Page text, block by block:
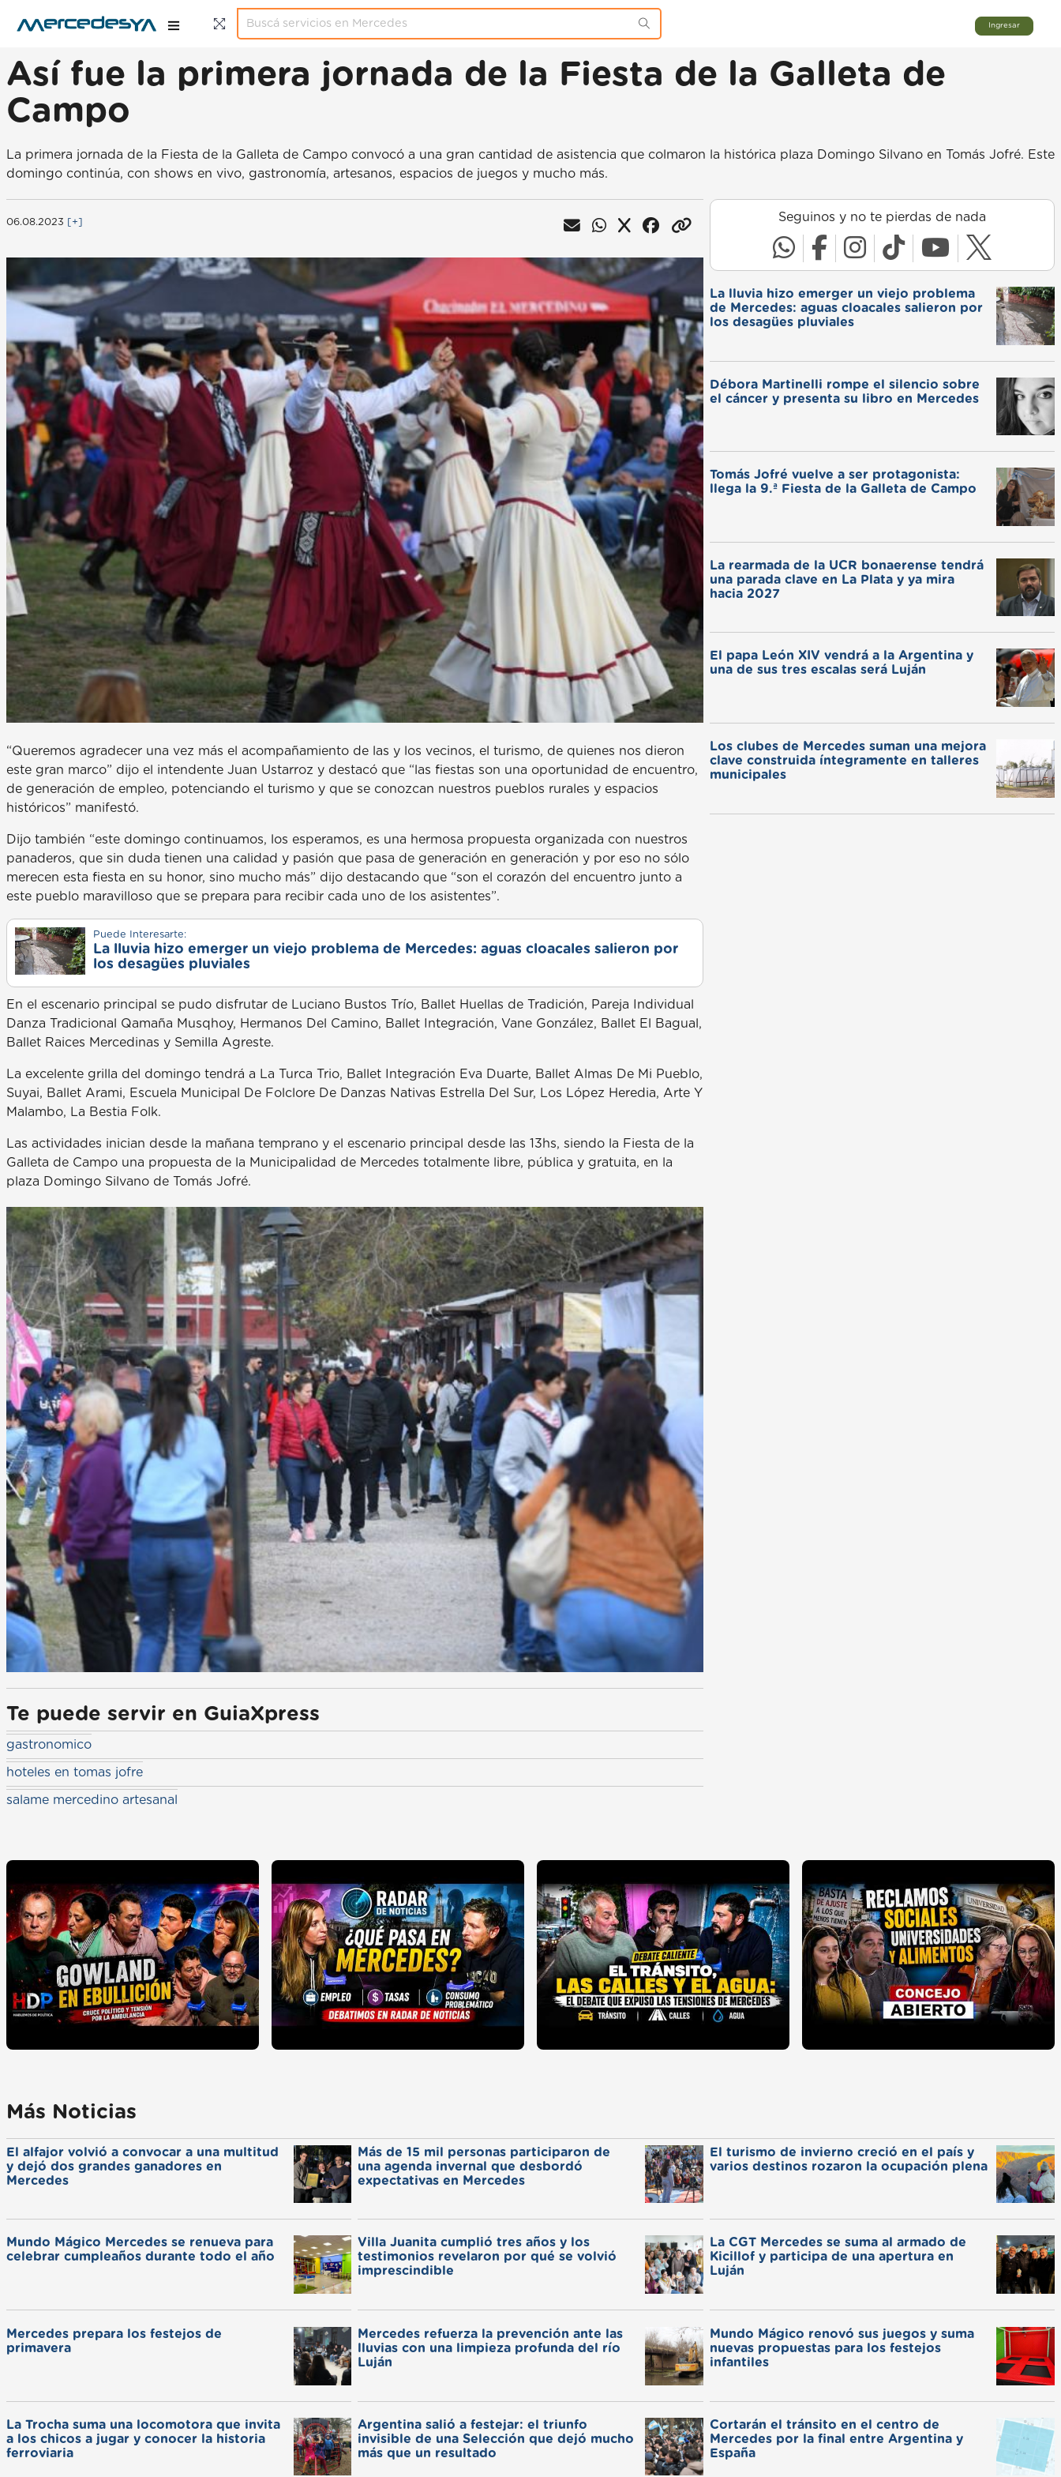
Ingresar
Así fue la primera jornada de la Fiesta de la Galleta de
Campo
La primera jornada de la Fiesta de la Galleta de Campo convocó a una gran cantidad de asistencia que colmaron la histórica plaza Domingo Silvano en Tomás Jofré. Este
domingo continúa, con shows en vivo, gastronomía, artesanos, espacios de juegos y mucho más.
06.08.2023 [+]
“Queremos agradecer una vez más el acompañamiento de las y los vecinos, el turismo, de quienes nos dieron
este gran marco” dijo el intendente Juan Ustarroz y destacó que “las fiestas son una oportunidad de encuentro,
de generación de empleo, potenciando el turismo y que se conozcan nuestros pueblos rurales y espacios
históricos” manifestó.
Dijo también “este domingo continuamos, los esperamos, es una hermosa propuesta organizada con nuestros
panaderos, que sin duda tienen una calidad y pasión que pasa de generación en generación y por eso no sólo
merecen esta fiesta en su honor, sino mucho más” dijo destacando que “son el corazón del encuentro junto a
este pueblo maravilloso que se prepara para recibir cada uno de los asistentes”.
Puede Interesarte:
La lluvia hizo emerger un viejo problema de Mercedes: aguas cloacales salieron por
los desagües pluviales
En el escenario principal se pudo disfrutar de Luciano Bustos Trío, Ballet Huellas de Tradición, Pareja Individual
Danza Tradicional Qamaña Musqhoy, Hermanos Del Camino, Ballet Integración, Vane González, Ballet El Bagual,
Ballet Raices Mercedinas y Semilla Agreste.
La excelente grilla del domingo tendrá a La Turca Trio, Ballet Integración Eva Duarte, Ballet Almas De Mi Pueblo,
Suyai, Ballet Arami, Escuela Municipal De Folclore De Danzas Nativas Estrella Del Sur, Los López Heredia, Arte Y
Malambo, La Bestia Folk.
Las actividades inician desde la mañana temprano y el escenario principal desde las 13hs, siendo la Fiesta de la
Galleta de Campo una propuesta de la Municipalidad de Mercedes totalmente libre, pública y gratuita, en la
plaza Domingo Silvano de Tomás Jofré.
Te puede servir en GuiaXpress
gastronomico
hoteles en tomas jofre
salame mercedino artesanal
Seguinos y no te pierdas de nada
La lluvia hizo emerger un viejo problema
de Mercedes: aguas cloacales salieron por
los desagües pluviales
Débora Martinelli rompe el silencio sobre
el cáncer y presenta su libro en Mercedes
Tomás Jofré vuelve a ser protagonista:
llega la 9.ª Fiesta de la Galleta de Campo
La rearmada de la UCR bonaerense tendrá
una parada clave en La Plata y ya mira
hacia 2027
El papa León XIV vendrá a la Argentina y
una de sus tres escalas será Luján
Los clubes de Mercedes suman una mejora
clave construida íntegramente en talleres
municipales
Más Noticias
El alfajor volvió a convocar a una multitud
y dejó dos grandes ganadores en
Mercedes
Más de 15 mil personas participaron de
una agenda invernal que desbordó
expectativas en Mercedes
El turismo de invierno creció en el país y
varios destinos rozaron la ocupación plena
Mundo Mágico Mercedes se renueva para
celebrar cumpleaños durante todo el año
Villa Juanita cumplió tres años y los
testimonios revelaron por qué se volvió
imprescindible
La CGT Mercedes se suma al armado de
Kicillof y participa de una apertura en
Luján
Mercedes prepara los festejos de
primavera
Mercedes refuerza la prevención ante las
lluvias con una limpieza profunda del río
Luján
Mundo Mágico renovó sus juegos y suma
nuevas propuestas para los festejos
infantiles
La Trocha suma una locomotora que invita
a los chicos a jugar y conocer la historia
ferroviaria
Argentina salió a festejar: el triunfo
invisible de una Selección que dejó mucho
más que un resultado
Cortarán el tránsito en el centro de
Mercedes por la final entre Argentina y
España